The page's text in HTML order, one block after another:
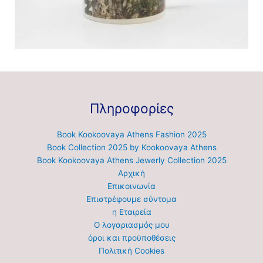
Πληροφορίες
Book Kookoovaya Athens Fashion 2025
Book Collection 2025 by Kookoovaya Athens
Book Kookoovaya Athens Jewerly Collection 2025
Αρχική
Επικοινωνία
Επιστρέφουμε σύντομα
η Εταιρεία
Ο λογαριασμός μου
όροι και προϋποθέσεις
Πολιτική Cookies